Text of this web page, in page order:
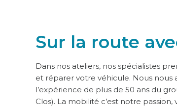
Sur la route
Dans nos ateliers, nos spécialistes
et réparer votre véhicule. Nous nous
l’expérience de plus de 50 ans du
Clos). La mobilité c’est notre